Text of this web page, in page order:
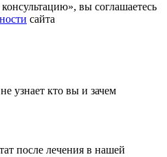
вы соглашаетесь
сайта
узнает кто вы и зачем
после лечения в нашей